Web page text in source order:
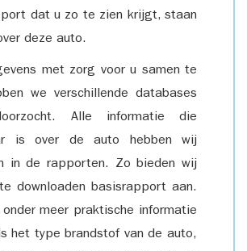
dat u zo te zien krijgt, staan
deze auto.
met zorg voor u samen te
we verschillende databases
Alle informatie die
is over de auto hebben wij
in de rapporten. Zo bieden wij
downloaden basisrapport aan.
onder meer praktische informatie
het type brandstof van de auto,